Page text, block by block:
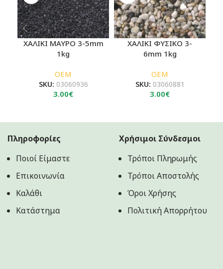
ΧΑΛΙΚΙ ΜΑΥΡΟ 3-5mm
1kg
OEM
SKU: 03060936
3.00€
ΧΑΛΙΚΙ ΦΥΣΙΚΟ 3-
6mm 1kg
OEM
SKU: 03060881
3.00€
Πληροφορίες
Ποιοί Είμαστε
Επικοινωνία
Καλάθι
Κατάστημα
Χρήσιμοι Σύνδεσμοι
Τρόποι Πληρωμής
Τρόποι Αποστολής
Όροι Χρήσης
Πολιτική Aπορρήτου